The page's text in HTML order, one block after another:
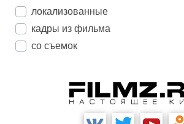
локализованные
кадры из фильма
со съемок